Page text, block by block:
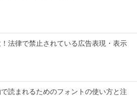
法律で禁止されている広告表現・表示
読まれるためのフォントの使い方と注